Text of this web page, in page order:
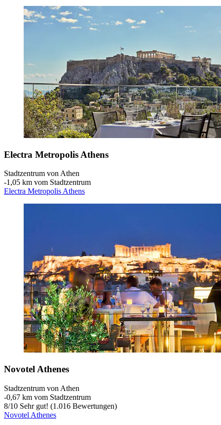
Electra Metropolis Athens
Stadtzentrum von Athen
‐1,05 km vom Stadtzentrum
Electra Metropolis Athens
Novotel Athenes
Stadtzentrum von Athen
‐0,67 km vom Stadtzentrum
8/10 Sehr gut! (1.016 Bewertungen)
Novotel Athenes